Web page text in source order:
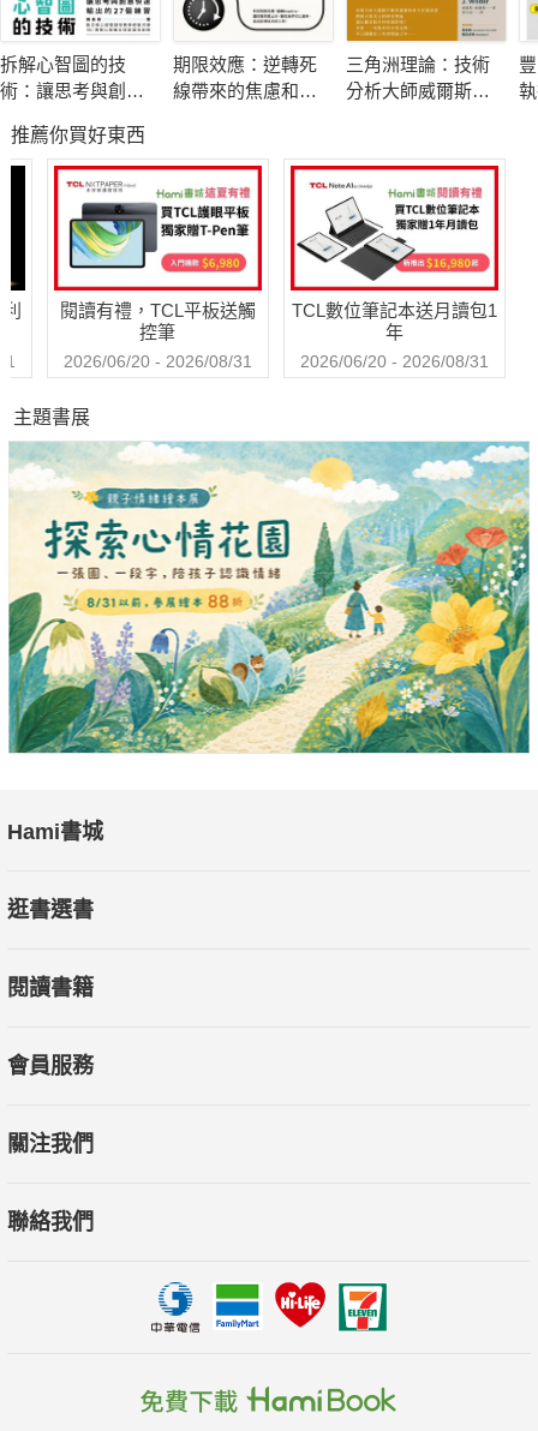
l 比起強大的意志力，「自動機制系統」更重要
她的祕訣是：先用「科學化整理術」整理生活各面向，
包含環境、時間、資訊、思考、情緒等，
只要兩步驟，啟動你的自動執行系統。
STEP 1 科學化整理術：排除干擾，打造專注環境
l 減少使用社群媒體，暫停關注與目標無關的資訊
l 善用數位工具提醒日常瑣事，節省大腦記憶體，讓我們專注於
更重要的事
的時間
STEP 2建立自動機制：輕鬆養成好習慣
l 刻意培養「一心多用」的生活習慣，如吹頭髮時深蹲、做家事
時聽書等
l 把門檻變低，讓執行更容易，與其一次學習三十分鐘，先讀十
分鐘就好
l 每週安排固定時段打掃，平時利用零碎時間進行三分鐘簡單整
理
不靠強大意志力，也能讓你每天自動啟動、自動前進，最終實現
目標！
本書適合
l 想把好習慣變成「不用努力也會做的事」的人
本書特色
照、建立副業，並提供親身實踐後，最快、最有效實現目標的46
熱度變身高效達人。"
拆解心智圖的技
術：讓思考與創意
習
期限效應：逆轉死
線帶來的焦慮和壓
三角洲理論：技術
分析大師威爾斯．
推薦你買好東西
閱讀有禮，TCL平板送觸
控筆
2026/06/20 - 2026/08/31
TCL數位筆記本送月讀包1
年
2026/06/20 - 2026/08/31
主題書展
Hami書城
逛書選書
閱讀書籍
會員服務
關注我們
聯絡我們